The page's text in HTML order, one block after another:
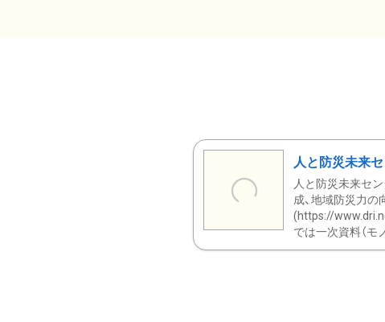
人と防災未来
人と防災未来セ
成、地域防災力
(https://
では一次資料（モノ